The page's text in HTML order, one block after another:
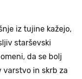
iz tujine kažejo,
starševski
da se bolj
in skrb za